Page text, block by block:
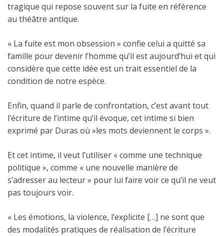
tragique qui repose souvent sur la fuite en référence
au théâtre antique.
« La fuite est mon obsession » confie celui a quitté sa
famille pour devenir l’homme qu’il est aujourd’hui et qui
considère que cette idée est un trait essentiel de la
condition de notre espèce.
Enfin, quand il parle de confrontation, c’est avant tout
l’écriture de l’intime qu’il évoque, cet intime si bien
exprimé par Duras où »les mots deviennent le corps ».
Et cet intime, il veut l’utiliser « comme une technique
politique », comme « une nouvelle manière de
s’adresser au lecteur » pour lui faire voir ce qu’il ne veut
pas toujours voir.
« Les émotions, la violence, l’explicite […] ne sont que
des modalités pratiques de réalisation de l’écriture